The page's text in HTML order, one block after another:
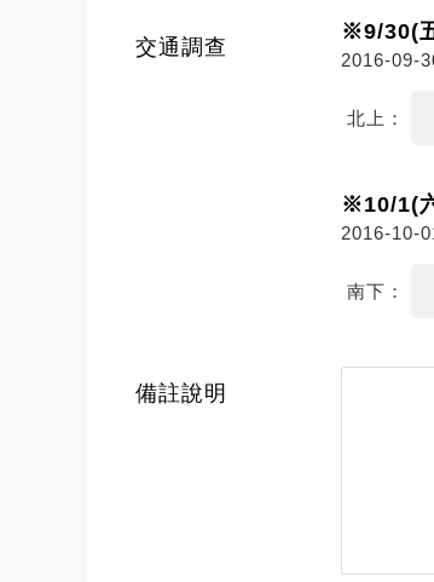
交通調查
※9/30(
2016-09-
北上：
※10/1(
2016-10-
南下：
備註說明